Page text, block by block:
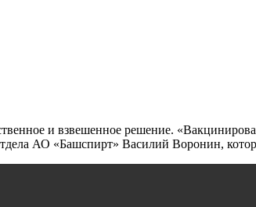
и взвешенное решение.
АО «Башспирт» Василий Воронин,